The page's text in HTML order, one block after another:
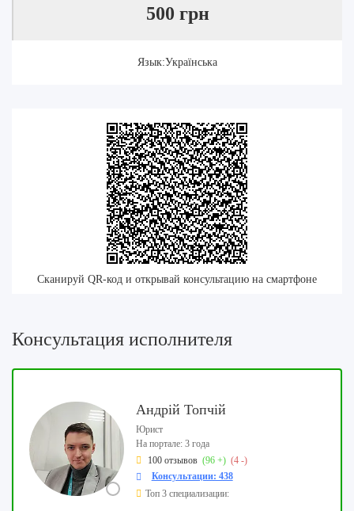
500 грн
Язык:Українська
Сканируй QR-код и открывай консультацию на смартфоне
Консультация исполнителя
Андрій Топчій
Юрист
На портале: 3 года
100 отзывов (96 +) (4 -)
Консультации: 438
Топ 3 специализации: